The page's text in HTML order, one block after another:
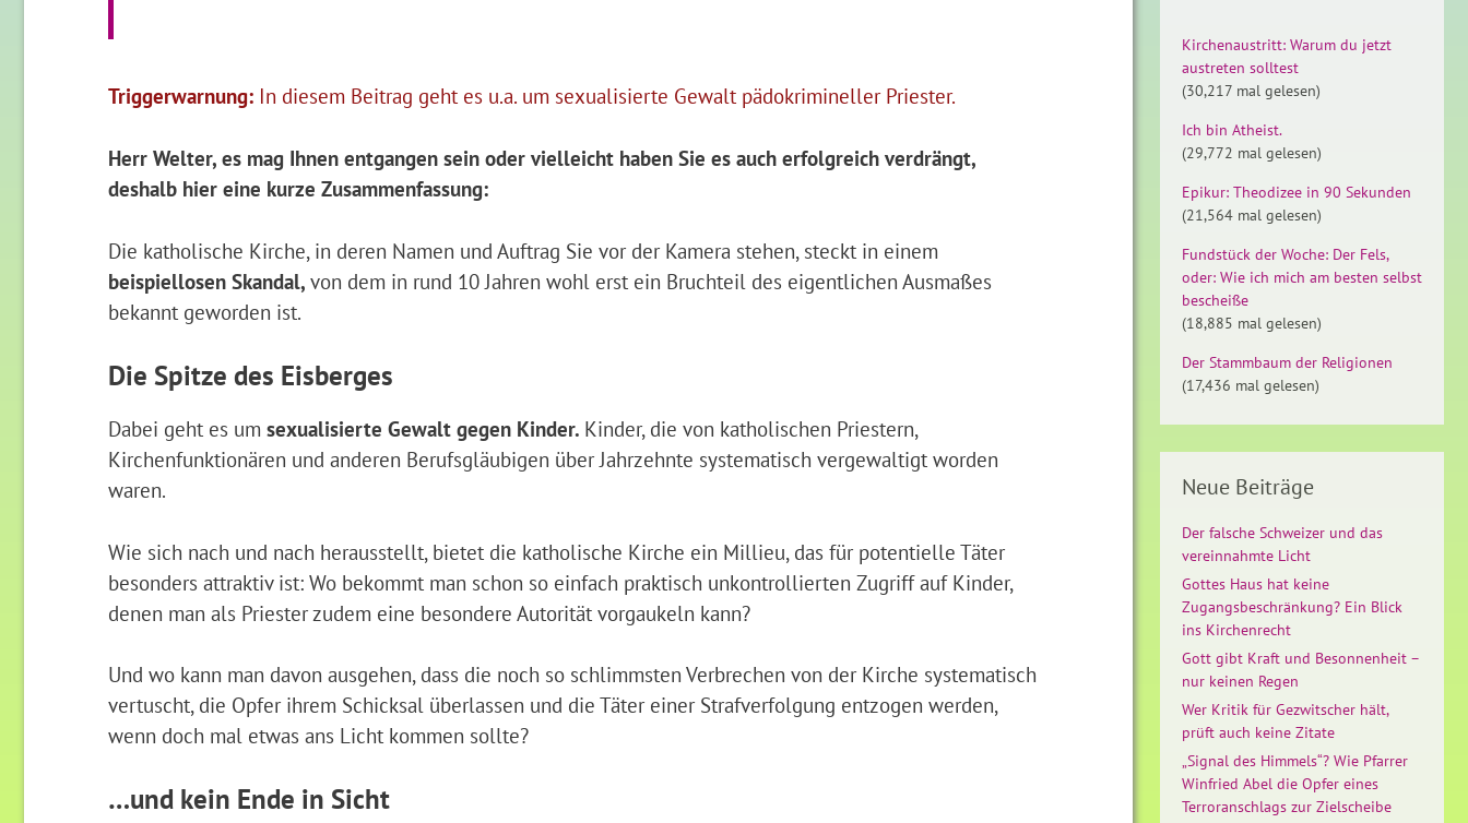
Triggerwarnung: In diesem Beitrag geht es u.a. um sexualisierte Gewalt pädokrimineller Priester.
Herr Welter, es mag Ihnen entgangen sein oder vielleicht haben Sie es auch erfolgreich verdrängt,
deshalb hier eine kurze Zusammenfassung:
Die katholische Kirche, in deren Namen und Auftrag Sie vor der Kamera stehen, steckt in einem
beispiellosen Skandal, von dem in rund 10 Jahren wohl erst ein Bruchteil des eigentlichen Ausmaßes
bekannt geworden ist.
Die Spitze des Eisberges
Dabei geht es um sexualisierte Gewalt gegen Kinder. Kinder, die von katholischen Priestern,
Kirchenfunktionären und anderen Berufsgläubigen über Jahrzehnte systematisch vergewaltigt worden
waren.
Wie sich nach und nach herausstellt, bietet die katholische Kirche ein Millieu, das für potentielle Täter
besonders attraktiv ist: Wo bekommt man schon so einfach praktisch unkontrollierten Zugriff auf Kinder,
denen man als Priester zudem eine besondere Autorität vorgaukeln kann?
Und wo kann man davon ausgehen, dass die noch so schlimmsten Verbrechen von der Kirche systematisch
vertuscht, die Opfer ihrem Schicksal überlassen und die Täter einer Strafverfolgung entzogen werden,
wenn doch mal etwas ans Licht kommen sollte?
…und kein Ende in Sicht
Kirchenaustritt: Warum du jetzt
austreten solltest
(30,217 mal gelesen)
Ich bin Atheist.
(29,772 mal gelesen)
Epikur: Theodizee in 90 Sekunden
(21,564 mal gelesen)
Fundstück der Woche: Der Fels,
oder: Wie ich mich am besten selbst
bescheiße
(18,885 mal gelesen)
Der Stammbaum der Religionen
(17,436 mal gelesen)
Neue Beiträge
Der falsche Schweizer und das
vereinnahmte Licht
Gottes Haus hat keine
Zugangsbeschränkung? Ein Blick
ins Kirchenrecht
Gott gibt Kraft und Besonnenheit –
nur keinen Regen
Wer Kritik für Gezwitscher hält,
prüft auch keine Zitate
„Signal des Himmels“? Wie Pfarrer
Winfried Abel die Opfer eines
Terroranschlags zur Zielscheibe